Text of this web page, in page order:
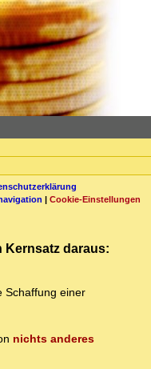
| Cookie-Einstellungen
Kernsatz daraus:
Schaffung einer
nichts anderes